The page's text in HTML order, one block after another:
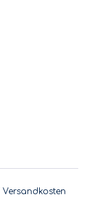
Versandkosten